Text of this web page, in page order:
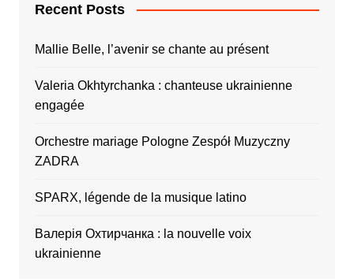
Recent Posts
Mallie Belle, l’avenir se chante au présent
Valeria Okhtyrchanka : chanteuse ukrainienne
engagée
Orchestre mariage Pologne Zespół Muzyczny
ZADRA
SPARX, légende de la musique latino
Валерія Охтирчанка : la nouvelle voix
ukrainienne